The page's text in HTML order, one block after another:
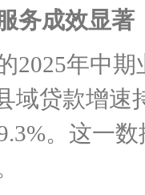
成效显著
年中期
域贷款增
。这一